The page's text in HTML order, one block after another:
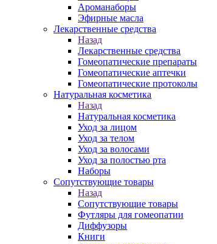
Ароманаборы
Эфирные масла
Лекарственные средства
Назад
Лекарственные средства
Гомеопатические препараты
Гомеопатические аптечки
Гомеопатические протоколы
Натуральная косметика
Назад
Натуральная косметика
Уход за лицом
Уход за телом
Уход за волосами
Уход за полостью рта
Наборы
Сопутствующие товары
Назад
Сопутствующие товары
Футляры для гомеопатии
Диффузоры
Книги